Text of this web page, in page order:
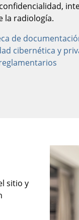
la radiología.
de
cibernética y
sitio y